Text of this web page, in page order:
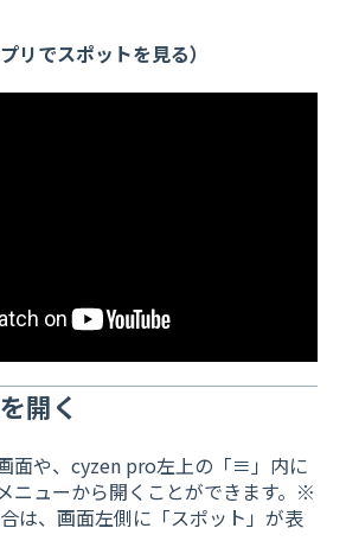
リでスポットを見る）
開く
面や、cyzen pro左上の「≡」内に
ニューから開くことができます。※
は、画面左側に「スポット」が表